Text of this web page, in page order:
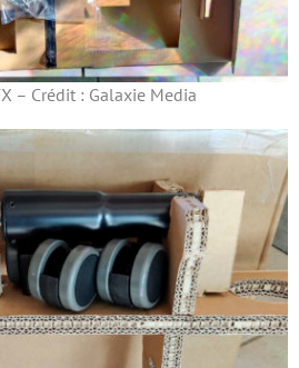
– Crédit : Galaxie Media